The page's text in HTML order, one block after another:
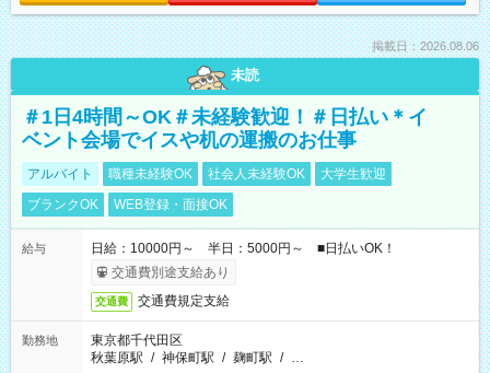
掲載日：2026.08.06
未読
＃1日4時間～OK＃未経験歓迎！＃日払い＊イ
ベント会場でイスや机の運搬のお仕事
アルバイト 職種未経験OK 社会人未経験OK
大学生歓迎
ブランクOK
WEB登録・面接OK
給与
日給：10000円～ 半日：5000円～ ■日払いOK！
交通費別途支給あり
交通費 交通費規定支給
勤務地
東京都千代田区
秋葉原駅 / 神保町駅 / 麹町駅 / …